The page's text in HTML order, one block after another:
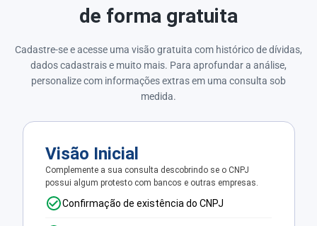
de forma gratuita
Cadastre-se e acesse uma visão gratuita com histórico de dívidas,
dados cadastrais e muito mais. Para aprofundar a análise,
personalize com informações extras em uma consulta sob
medida.
Visão Inicial
Complemente a sua consulta descobrindo se o CNPJ
possui algum protesto com bancos e outras empresas.
Confirmação de existência do CNPJ